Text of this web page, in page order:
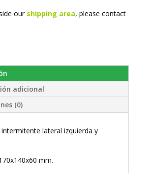
our shipping area, please contact
adicional
(0)
lateral izquierda y
mm.